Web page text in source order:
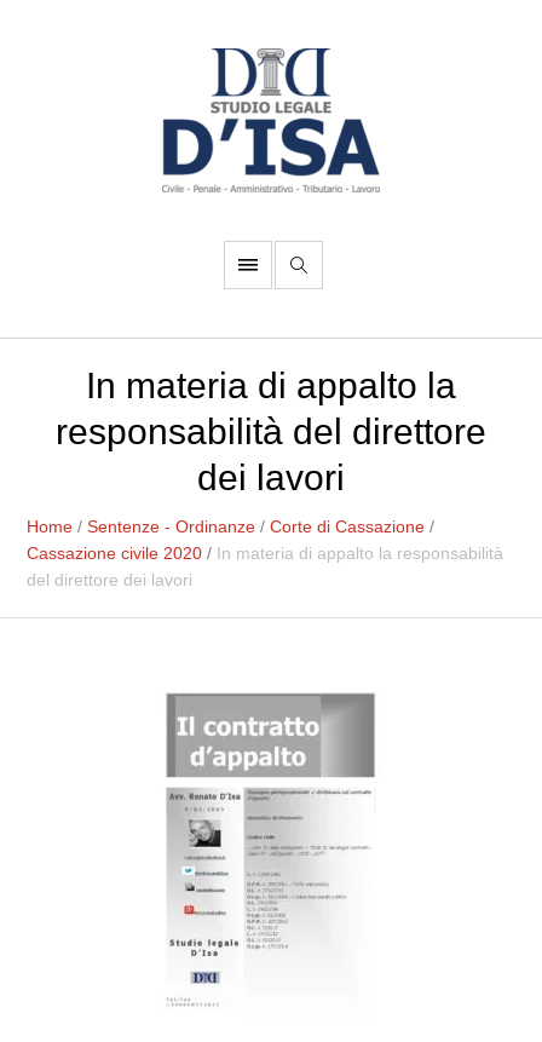
In materia di appalto la
responsabilità del direttore
dei lavori
Home /Sentenze - Ordinanze /Corte di Cassazione /
Cassazione civile 2020 / In materia di appalto la responsabilità
del direttore dei lavori